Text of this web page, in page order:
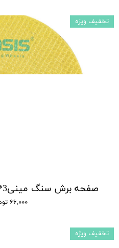
صفحه برش سنگ مینی3*115 اوسیس OASIS
۶۶,۰۰۰ تومان
تخفیف ویزه
تخفیف ویژه